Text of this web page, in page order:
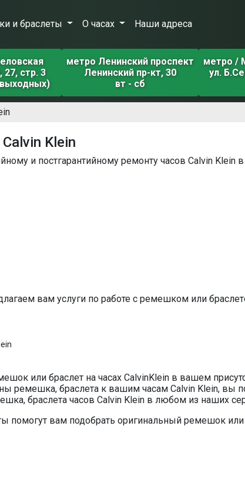
и браслеты О часах Наши адреса
27, стр. 3
метро Ленинский проспект
Ленинский пр-кт, 30
вт - сб
метро /
ул.
Klein
и постгарантийному ремонту часов Calvin Klein
вам услуги по работе с ремешком или
или браслет на часах CalvinKlein в вашем
ремешка, браслета к вашим часам Calvin Klein, вы
браслета часов Calvin Klein в любом из наших
помогут вам подобрать оригинальный ремешок